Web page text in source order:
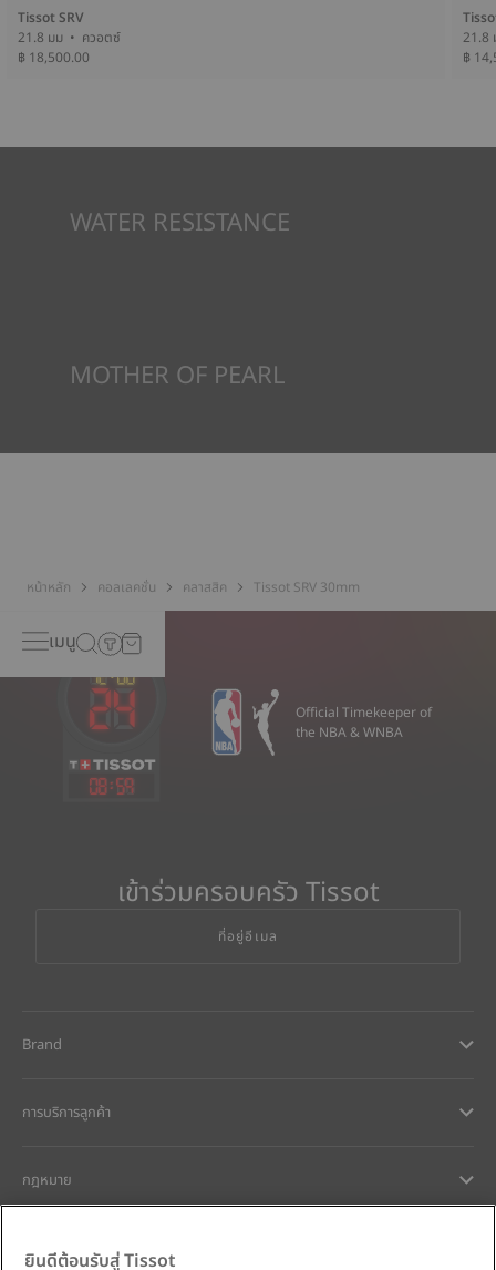
Tissot SRV
21.8 มม • ควอตซ์
฿ 18,500.00
฿
WATER RESISTANCE
MOTHER OF PEARL
หน้าหลัก คอลเลคชั่น คลาสสิค Tissot SRV 30mm
เมนู
08:59
Official Timekeeper of
the NBA & WNBA
เข้าร่วมครอบครัว Tissot
ที่อยู่อีเมล
Brand
การบริการลูกค้า
กฎหมาย
การช่วยเหลือและติดต่อ
ยินดีต้อนรับสู่ Tissot